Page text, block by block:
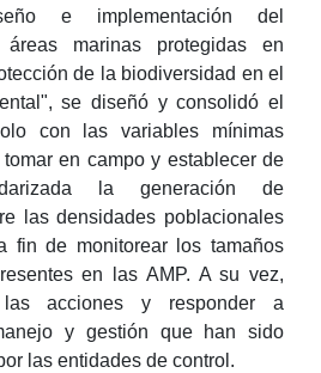
e implementación del
marinas protegidas en
de la biodiversidad en el
se diseñó y consolidó el
con las variables mínimas
en campo y establecer de
la generación de
las densidades poblacionales
fin de monitorear los tamaños
en las AMP. A su vez,
acciones y responder a
y gestión que han sido
las entidades de control.